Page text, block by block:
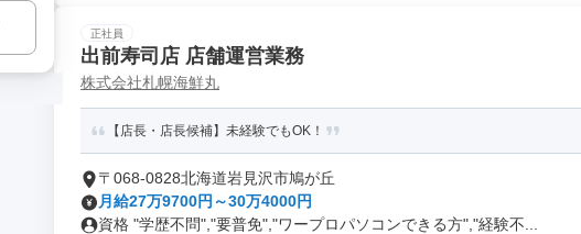
正社員
出前寿司店 店舗運営業務
株式会社札幌海鮮丸
【店長・店長候補】未経験でもOK！
〒068-0828北海道岩見沢市鳩が丘
月給27万9700円～30万4000円
資格 "学歴不問","要普免","ワープロパソコンできる方","経験不...